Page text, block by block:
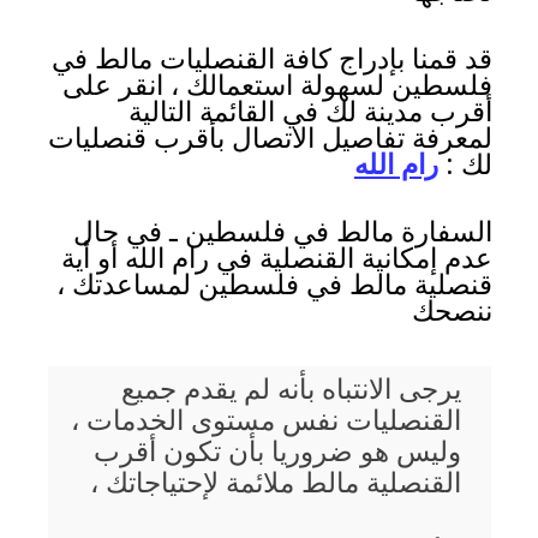
قد قمنا بإدراج كافة القنصليات مالط في
فلسطين لسهولة استعمالك ، انقر على
أقرب مدينة لك في القائمة التالية
لمعرفة تفاصيل الاتصال بأقرب قنصليات
لك :رام الله
السفارة مالط في فلسطين ـ في حال
عدم إمكانية القنصلية في رام الله أو أية
قنصلية مالط في فلسطين لمساعدتك ،
ننصحك
يرجى الانتباه بأنه لم يقدم جميع
القنصليات نفس مستوى الخدمات ،
وليس هو ضروريا بأن تكون أقرب
القنصلية مالط ملائمة لإحتياجاتك ،